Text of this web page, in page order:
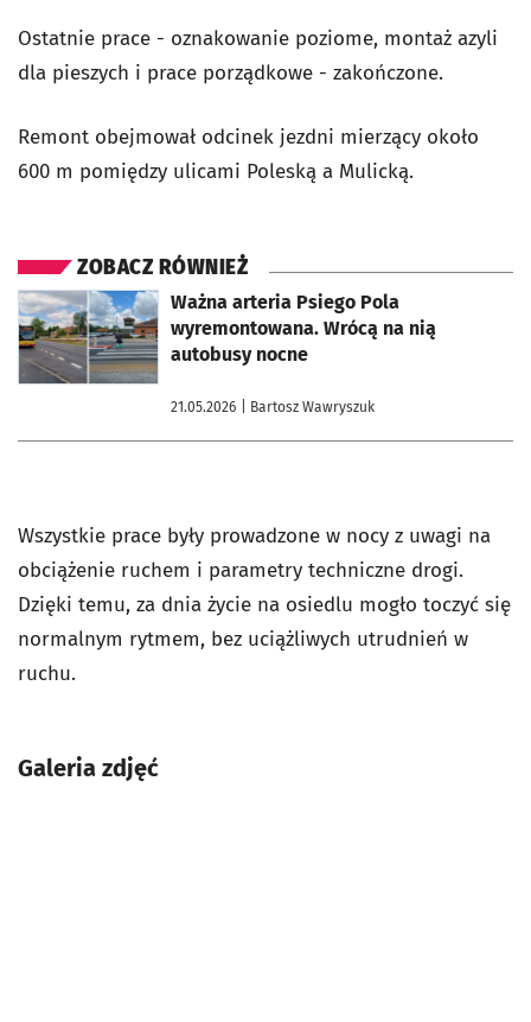
Ostatnie prace - oznakowanie poziome, montaż azyli
dla pieszych i prace porządkowe - zakończone.
Remont obejmował odcinek jezdni mierzący około
600 m pomiędzy ulicami Poleską a Mulicką.
ZOBACZ RÓWNIEŻ
Ważna arteria Psiego Pola
wyremontowana. Wrócą na nią
autobusy nocne
21.05.2026 | Bartosz Wawryszuk
otworzy się w nowej karcie
Wszystkie prace były prowadzone w nocy z uwagi na
obciążenie ruchem i parametry techniczne drogi.
Dzięki temu, za dnia życie na osiedlu mogło toczyć się
normalnym rytmem, bez uciążliwych utrudnień w
ruchu.
Galeria zdjęć